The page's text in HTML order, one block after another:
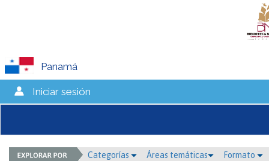
Panamá
Iniciar sesión
Categorías Áreas temáticas Formato